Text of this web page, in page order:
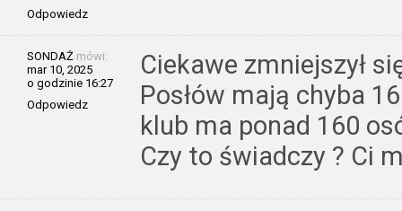
Odpowiedz
SONDAŻ mówi:
mar 10, 2025
o godzinie 16:27
Odpowiedz
Ciekawe zmniejszył
Posłów mają chyba
klub ma ponad 160
Czy to świadczy ? Ci